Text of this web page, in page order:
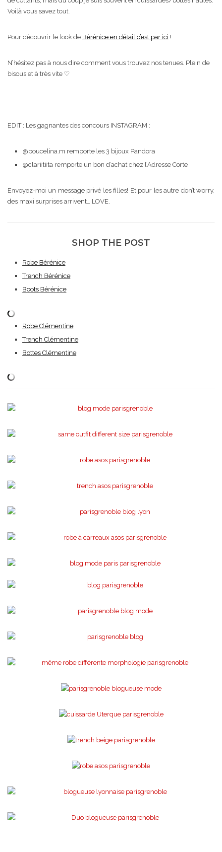
Voilà vous savez tout.
Pour découvrir le look de Bérénice en détail c’est par ici !
N’hésitez pas à nous dire comment vous trouvez nos tenues. Plein de
bisous et à très vite ♡
EDIT : Les gagnantes des concours INSTAGRAM :
@poucelina.m remporte les 3 bijoux Pandora
@clariitiita remporte un bon d’achat chez l’Adresse Corte
Envoyez-moi un message privé les filles! Et pour les autre don’t worry,
des maxi surprises arrivent… LOVE.
SHOP THE POST
Robe Bérénice
Trench Bérénice
Boots Bérénice
Robe Clémentine
Trench Clémentine
Bottes Clémentine